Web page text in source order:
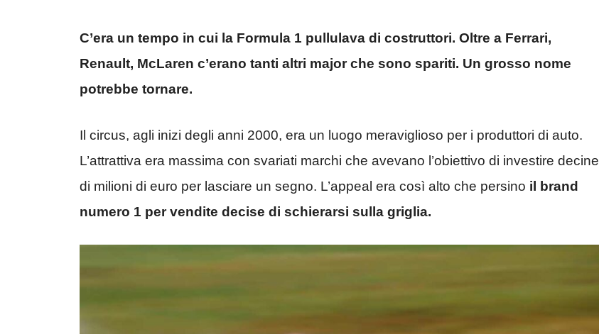
C’era un tempo in cui la Formula 1 pullulava di costruttori. Oltre a Ferrari,
Renault, McLaren c’erano tanti altri major che sono spariti. Un grosso nome
potrebbe tornare.
Il circus, agli inizi degli anni 2000, era un luogo meraviglioso per i produttori di auto.
L’attrattiva era massima con svariati marchi che avevano l’obiettivo di investire decine
di milioni di euro per lasciare un segno. L’appeal era così alto che persino il brand
numero 1 per vendite decise di schierarsi sulla griglia.